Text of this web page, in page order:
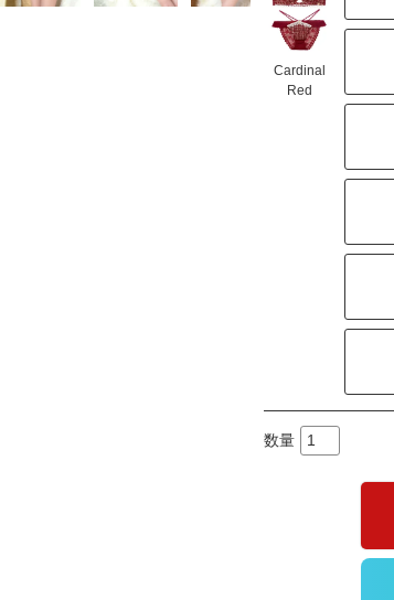
Cardinal
Red